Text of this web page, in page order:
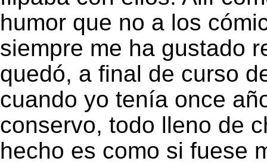
humor que no a los
siempre me ha gustado
quedó, a final de curso
cuando yo tenía once
conservo, todo lleno de
hecho es como si fuese